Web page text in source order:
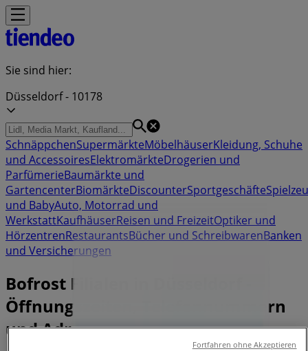
Sie sind hier:
Düsseldorf - 10178
SchnäppchenSupermärkteMöbelhäuserKleidung, Schuhe
und AccessoiresElektromärkteDrogerien und
ParfümerieBaumärkte und
GartencenterBiomärkteDiscounterSportgeschäfte
und BabyAuto, Motorrad und
WerkstattKaufhäuserReisen und FreizeitOptiker und
HörzentrenRestaurantsBücher und SchreibwarenBanken
und Versicherungen
Bofrost Filialen in Düsseldorf -
Öffnungszeiten, Telefonnummern
und Adressen
Fortfahren ohne Akzeptieren